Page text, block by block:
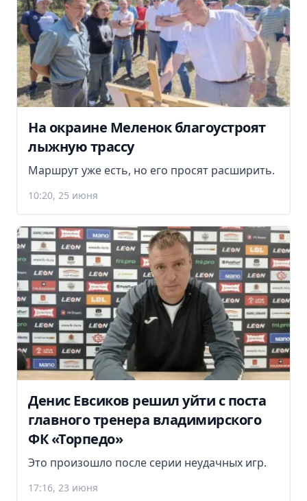
На окраине Меленок благоустроят
лыжную трассу
Маршрут уже есть, но его просят расширить.
10:20, 25 июня
Денис Евсиков решил уйти с поста
главного тренера владимирского
ФК «Торпедо»
Это произошло после серии неудачных игр.
17:16, 23 июня